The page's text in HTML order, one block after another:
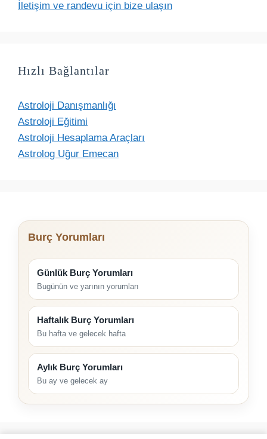
İletişim ve randevu için bize ulaşın
Hızlı Bağlantılar
Astroloji Danışmanlığı
Astroloji Eğitimi
Astroloji Hesaplama Araçları
Astrolog Uğur Emecan
Burç Yorumları
Günlük Burç Yorumları
Bugünün ve yarının yorumları
Haftalık Burç Yorumları
Bu hafta ve gelecek hafta
Aylık Burç Yorumları
Bu ay ve gelecek ay